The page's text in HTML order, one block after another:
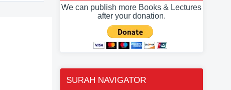
We can publish more Books & Lectures
after your donation.
SURAH NAVIGATOR